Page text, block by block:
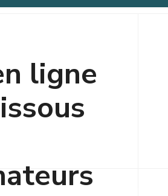
Controls Golf Tournament
ligne